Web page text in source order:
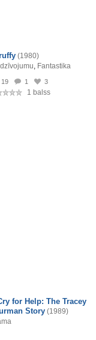
(1980)
, Fantastika
19 1 3
1 balss
for Help: The Tracey
Story (1989)